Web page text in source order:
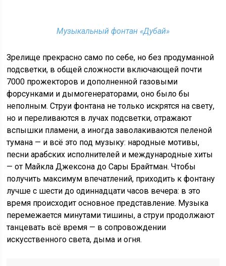
Музыкальный фонтан «Дубай»
Зрелище прекрасно само по себе, но без продуманной
подсветки, в общей сложности включающей почти
7000 прожекторов и дополненной газовыми
форсунками и дымогенераторами, оно было бы
неполным. Струи фонтана не только искрятся на свету,
но и переливаются в лучах подсветки, отражают
вспышки пламени, а иногда заволакиваются пеленой
тумана — и всё это под музыку: народные мотивы,
песни арабских исполнителей и международные хиты
— от Майкла Джексона до Сары Брайтман. Чтобы
получить максимум впечатлений, приходить к фонтану
лучше с шести до одиннадцати часов вечера: в это
время происходит основное представление. Музыка
перемежается минутами тишины, а струи продолжают
танцевать всё время — в сопровождении
искусственного света, дыма и огня.